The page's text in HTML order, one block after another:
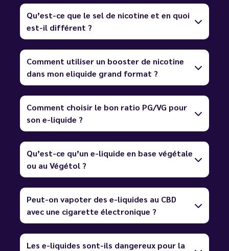
Qu’est-ce que le sel de nicotine et en quoi
est-il différent ?
Comment utiliser un booster de nicotine
dans mon eliquide grand format ?
Comment choisir le bon ratio PG/VG pour
son e-liquide ?
Qu’est-ce qu’un e-liquide en base végétale
ou au Végétol ?
Peut-on vapoter des e-liquides au CBD
avec une cigarette électronique ?
Les e-liquides sont-ils dangereux pour la